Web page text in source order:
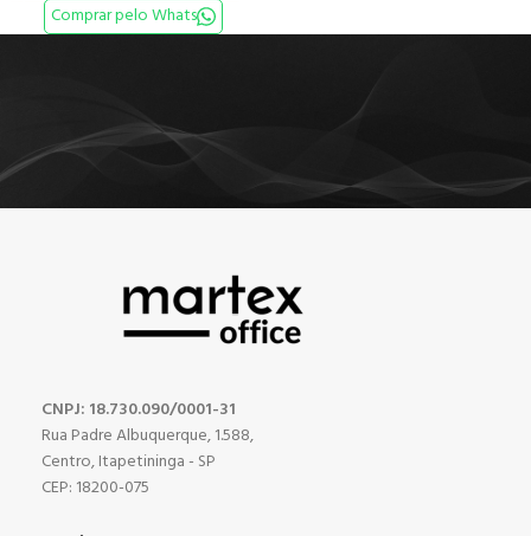
Comprar pelo Whats
CNPJ: 18.730.090/0001-31
Rua Padre Albuquerque, 1.588,
Centro, Itapetininga - SP
CEP: 18200-075